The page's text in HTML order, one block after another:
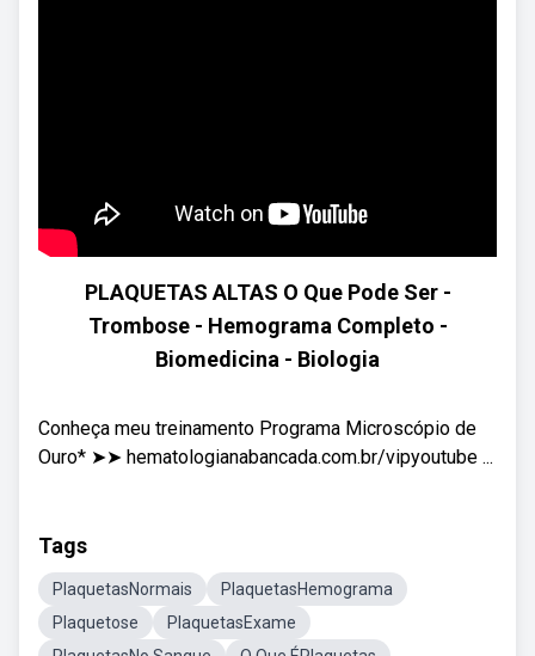
PLAQUETAS ALTAS O Que Pode Ser -
Trombose - Hemograma Completo -
Biomedicina - Biologia
Conheça meu treinamento Programa Microscópio de
Ouro* ➤➤ hematologianabancada.com.br/vipyoutube ...
Tags
PlaquetasNormais
PlaquetasHemograma
Plaquetose
PlaquetasExame